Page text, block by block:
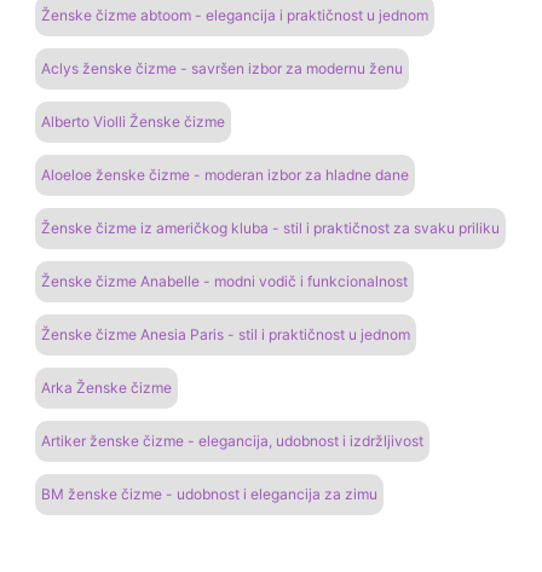
Ženske čizme abtoom - elegancija i praktičnost u jednom
Aclys ženske čizme - savršen izbor za modernu ženu
Alberto Violli Ženske čizme
Aloeloe ženske čizme - moderan izbor za hladne dane
Ženske čizme iz američkog kluba - stil i praktičnost za svaku priliku
Ženske čizme Anabelle - modni vodič i funkcionalnost
Ženske čizme Anesia Paris - stil i praktičnost u jednom
Arka Ženske čizme
Artiker ženske čizme - elegancija, udobnost i izdržljivost
BM ženske čizme - udobnost i elegancija za zimu